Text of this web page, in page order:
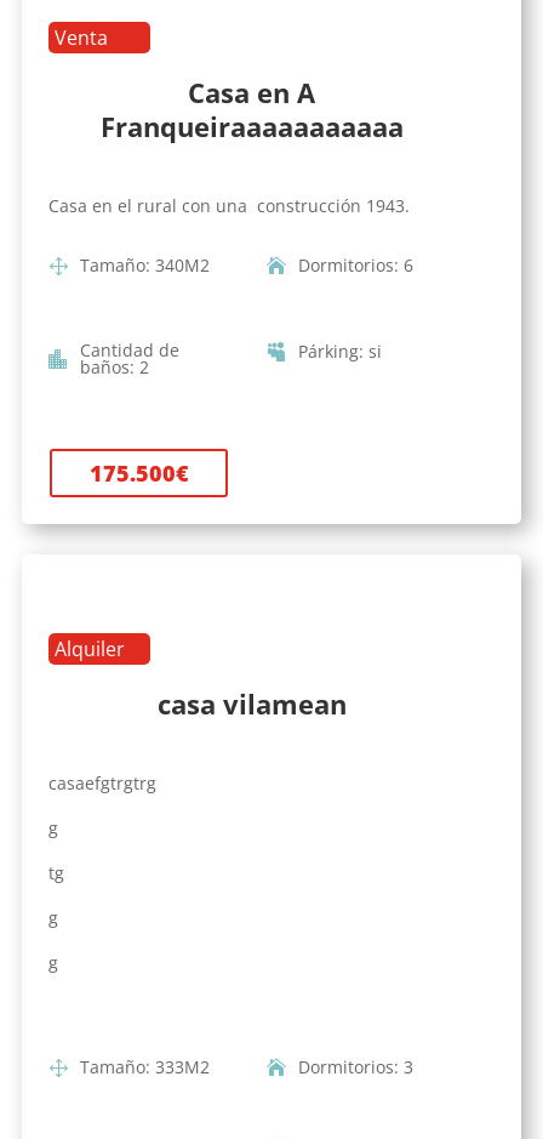
Venta
Casa en A
Franqueiraaaaaaaaaaa
Casa en el rural con una construcción 1943.
Tamaño: 340M2 Dormitorios: 6
Cantidad de
baños: 2
Párking: si
175.500€
Alquiler
casa vilamean
casaefgtrgtrg
g
tg
g
g
Tamaño: 333M2 Dormitorios: 3